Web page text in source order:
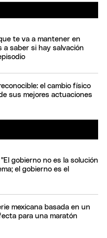
te va a mantener en
a saber si hay salvación
el cambio físico
sus mejores actuaciones
gobierno no es la solución
el gobierno es el
mexicana basada en un
para una maratón